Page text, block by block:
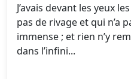
J’avais devant les yeux
pas de rivage et qui n’a
immense ; et rien n’y
dans l’infini...